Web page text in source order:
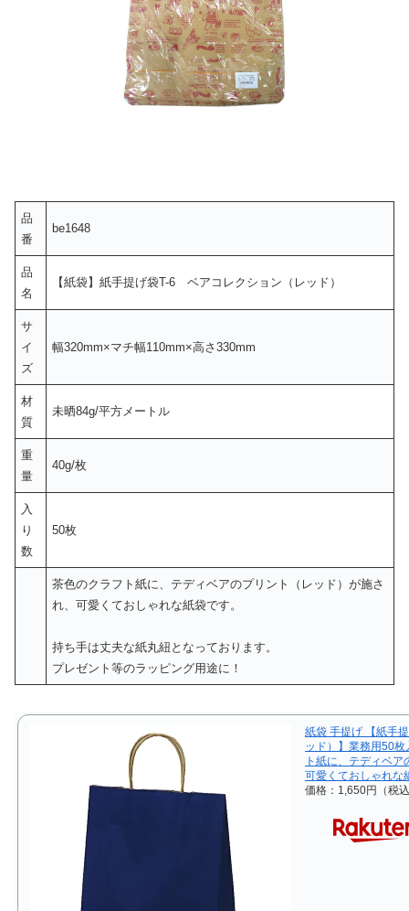
品
番
be1648
品
名
【紙袋】紙手提げ袋T-6 ベアコレクション（レッド）
サ
イ
ズ
幅320mm×マチ幅110mm×高さ330mm
材
質
未晒84g/平方メートル
重
量
40g/枚
入
り
数
50枚
茶色のクラフト紙に、テディベアのプリント（レッド）が施さ
れ、可愛くておしゃれな紙袋です。
持ち手は丈夫な紙丸紐となっております。
プレゼント等のラッピング用途に！
紙袋 手提げ 【紙手
ッド）】業務用50
ト紙に、テディベ
可愛くておしゃれな
価格：1,650円（税